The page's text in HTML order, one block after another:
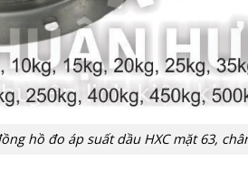
hồ đo áp suất dầu HXC mặt 63,